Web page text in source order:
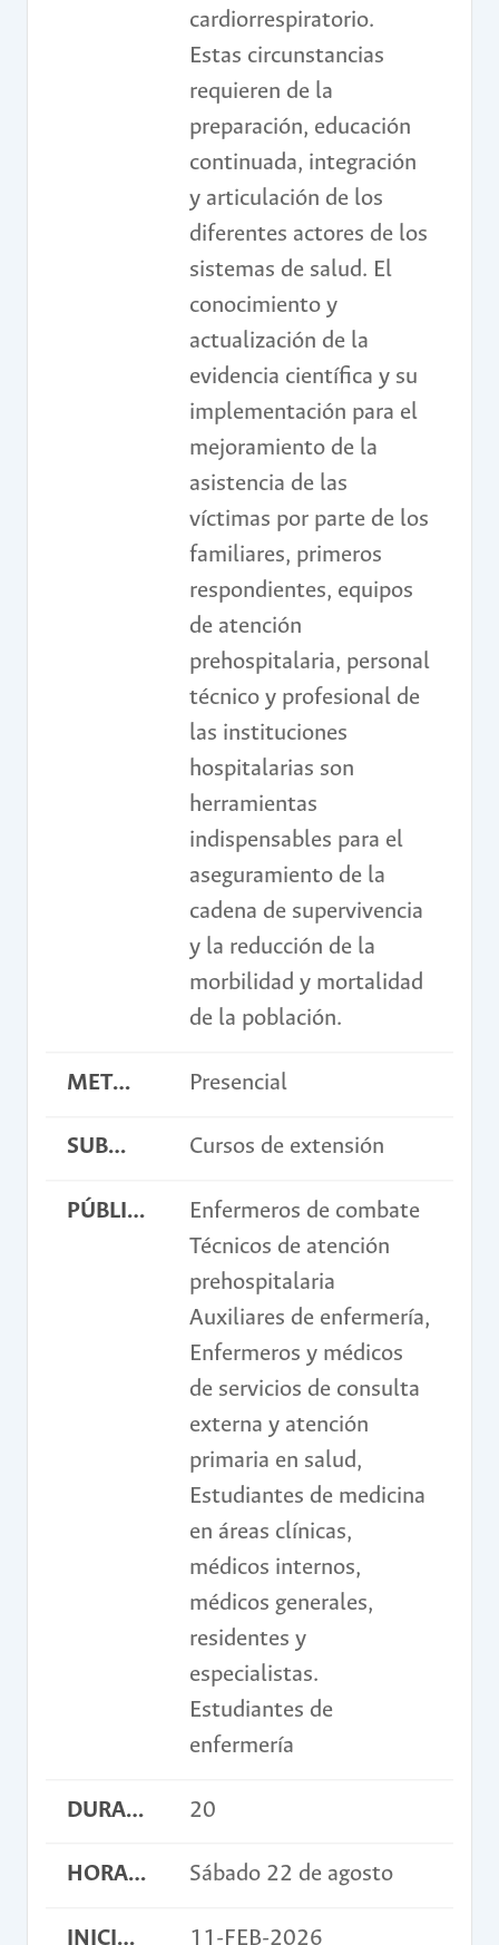
cardiorrespiratorio.
Estas circunstancias
requieren de la
preparación, educación
continuada, integración
y articulación de los
diferentes actores de los
sistemas de salud. El
conocimiento y
actualización de la
evidencia científica y su
implementación para el
mejoramiento de la
asistencia de las
víctimas por parte de los
familiares, primeros
respondientes, equipos
de atención
prehospitalaria, personal
técnico y profesional de
las instituciones
hospitalarias son
herramientas
indispensables para el
aseguramiento de la
cadena de supervivencia
y la reducción de la
morbilidad y mortalidad
de la población.
METODOLOGÍA Presencial
SUBMODALIDAD Cursos de extensión
PÚBLICO OBJETIVO
Enfermeros de combate
Técnicos de atención
prehospitalaria
Auxiliares de enfermería,
Enfermeros y médicos
de servicios de consulta
externa y atención
primaria en salud,
Estudiantes de medicina
en áreas clínicas,
médicos internos,
médicos generales,
residentes y
especialistas.
Estudiantes de
enfermería
DURACIÓN EN HORAS 20
HORARIO Sábado 22 de agosto
INICIO INSCRIPCIONES 11-FEB-2026